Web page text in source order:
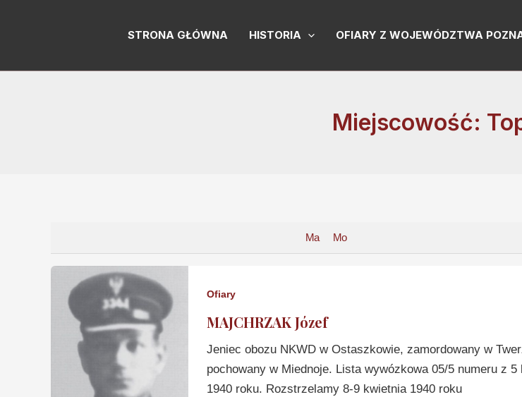
STRONA GŁÓWNA HISTORIA OFIARY Z WOJEWÓDZTWA
Miejscowość:
Ma Mo
Ofiary
MAJCHRZAK Józef
Jeniec obozu NKWD w Ostaszkowie, zamordowany w
pochowany w Miednoje. Lista wywózkowa 05/5 numeru z 5
1940 roku. Rozstrzelamy 8-9 kwietnia 1940 roku